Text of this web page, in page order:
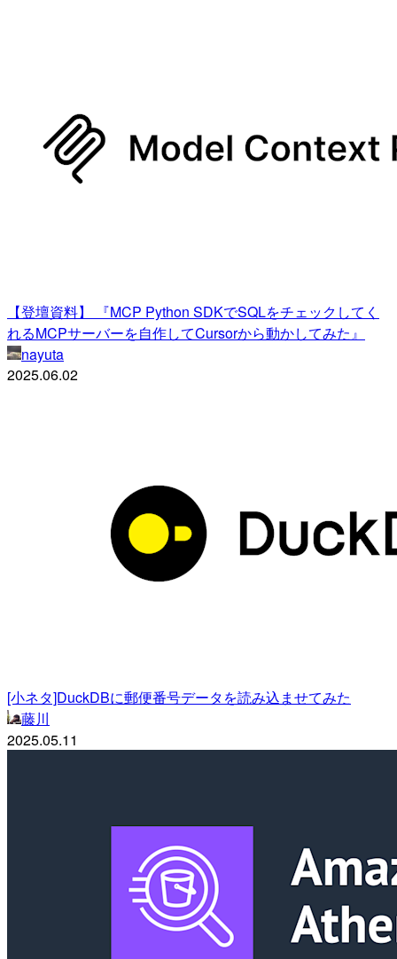
【登壇資料】 『MCP Python SDKでSQLをチェックしてく
れるMCPサーバーを自作してCursorから動かしてみた』
nayuta
2025.06.02
[小ネタ]DuckDBに郵便番号データを読み込ませてみた
藤川
2025.05.11